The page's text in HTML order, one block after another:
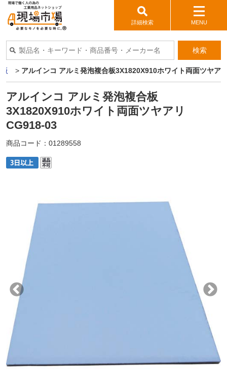
詳細検索 MENU
検索
> アルインコ アルミ発泡複合板3X1820X910ホワイト両面ツヤア
アルインコ アルミ発泡複合板
3X1820X910ホワイト両面ツヤアリ
CG918-03
商品コード： 01289558